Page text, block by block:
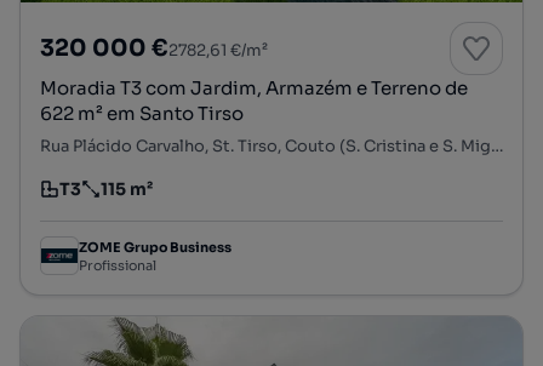
320 000 €2782,61 €/m²
Moradia T3 com Jardim, Armazém e Terreno de
622 m² em Santo Tirso
Rua Plácido Carvalho, St. Tirso, Couto (S. Cristina e S. Miguel) e Burgães, Santo Tirso, Porto
Tipologia
T3
Preço por metro quadrado
115 m²
ZOME Grupo Business
Profissional